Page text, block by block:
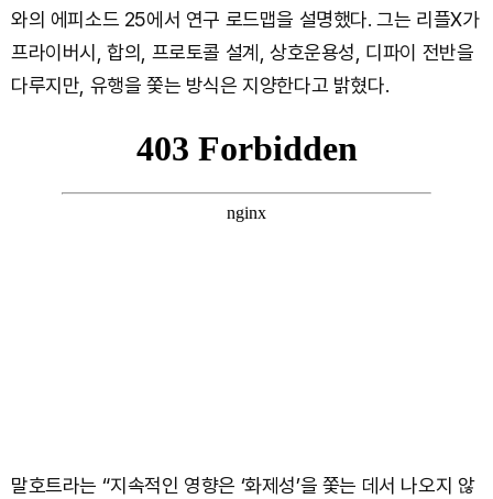
와의 에피소드 25에서 연구 로드맵을 설명했다. 그는 리플X가
프라이버시, 합의, 프로토콜 설계, 상호운용성, 디파이 전반을
다루지만, 유행을 쫓는 방식은 지양한다고 밝혔다.
말호트라는 “지속적인 영향은 ‘화제성’을 쫓는 데서 나오지 않